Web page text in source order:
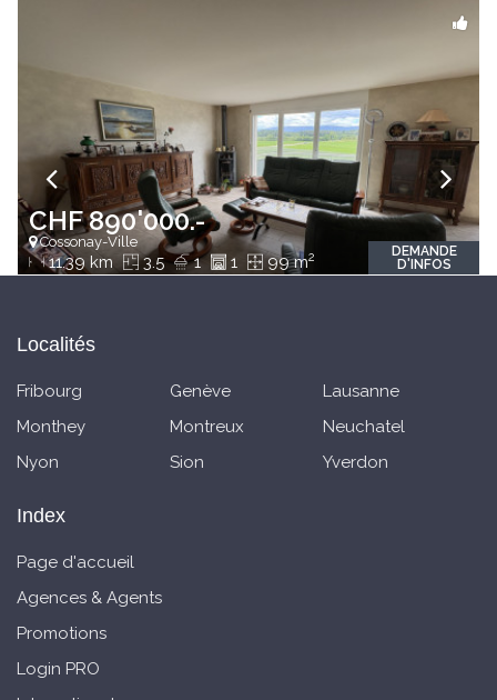
CHF 890'000.-
Cossonay-Ville
11.39 km 3.5 1 1 99 m2
DEMANDE
D'INFOS
Localités
Fribourg Genève
Lausanne
Monthey
Montreux
Neuchatel
Nyon
Sion Yverdon
Index
Page d'accueil
Agences & Agents
Promotions
Login PRO